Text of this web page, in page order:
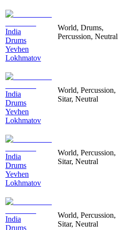
India
Drums
Yevhen
Lokhmatov
World, Drums,
Percussion, Neutral
India
Drums
Yevhen
Lokhmatov
World, Percussion,
Sitar, Neutral
India
Drums
Yevhen
Lokhmatov
World, Percussion,
Sitar, Neutral
India
Drums
World, Percussion,
Sitar, Neutral